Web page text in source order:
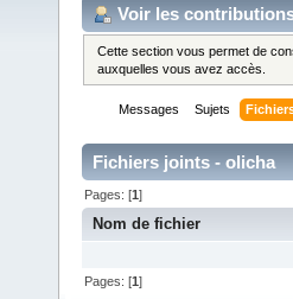
Voir les
Cette section vous permet de
auxquelles vous avez accès.
Messages Sujets
Fichiers joints - olicha
Pages: [1]
Nom de fichier
Pages: [1]